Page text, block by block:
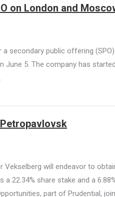
on London and
secondary public offering
5. The company has
will endeavor to
22.34% share stake and a
part of Prudential,